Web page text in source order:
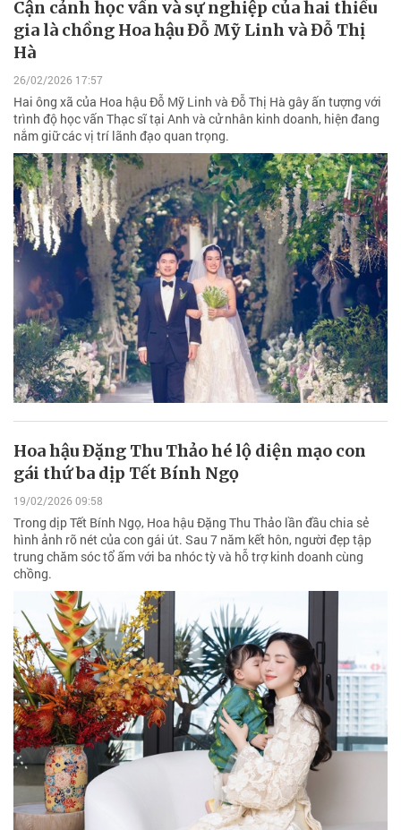
Cận cảnh học vấn và sự nghiệp của hai thiếu
gia là chồng Hoa hậu Đỗ Mỹ Linh và Đỗ Thị
Hà
26/02/2026 17:57
Hai ông xã của Hoa hậu Đỗ Mỹ Linh và Đỗ Thị Hà gây ấn tượng với
trình độ học vấn Thạc sĩ tại Anh và cử nhân kinh doanh, hiện đang
nắm giữ các vị trí lãnh đạo quan trọng.
Hoa hậu Đặng Thu Thảo hé lộ diện mạo con
gái thứ ba dịp Tết Bính Ngọ
19/02/2026 09:58
Trong dịp Tết Bính Ngọ, Hoa hậu Đặng Thu Thảo lần đầu chia sẻ
hình ảnh rõ nét của con gái út. Sau 7 năm kết hôn, người đẹp tập
trung chăm sóc tổ ấm với ba nhóc tỳ và hỗ trợ kinh doanh cùng
chồng.